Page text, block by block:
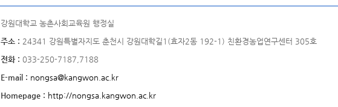
강원대학교 농촌사회교육원 행정실
주소 : 24341 강원특별자지도 춘천시 강원대학길1(효자2동 192-1) 친환경농업연구센터 305호
전화 : 033-250-7187,7188
E-mail : nongsa@kangwon.ac.kr
Homepage : http://nongsa.kangwon.ac.kr